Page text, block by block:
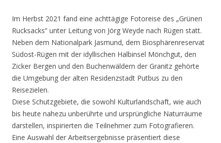
Im Herbst 2021 fand eine achttägige Fotoreise des „Grünen
Rucksacks“ unter Leitung von Jörg Weyde nach Rügen statt.
Neben dem Nationalpark Jasmund, dem Biosphärenreservat
Südost-Rügen mit der idyllischen Halbinsel Mönchgut, den
Zicker Bergen und den Buchenwäldern der Granitz gehörte
die Umgebung der alten Residenzstadt Putbus zu den
Reisezielen.
Diese Schutzgebiete, die sowohl Kulturlandschaft, wie auch
bis heute nahezu unberührte und ursprüngliche Naturräume
darstellen, inspirierten die Teilnehmer zum Fotografieren.
Eine Auswahl der Arbeitsergebnisse präsentiert diese